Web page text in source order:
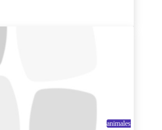
animales